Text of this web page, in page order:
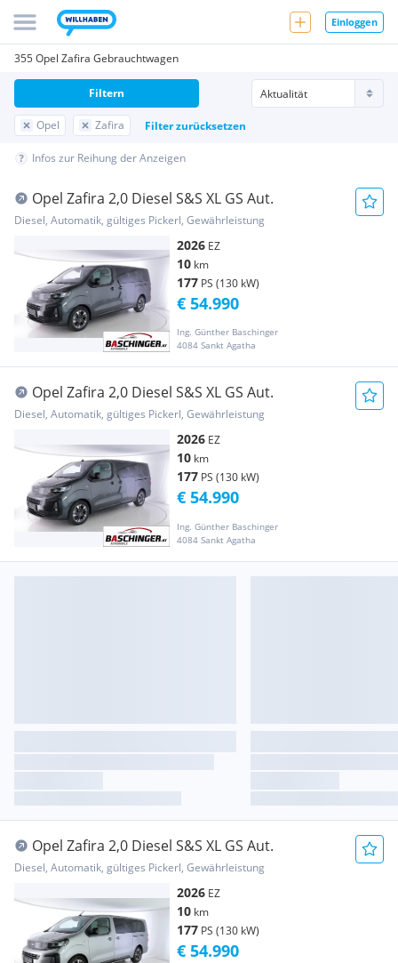
Einloggen
355 Opel Zafira Gebrauchtwagen
Opel Zafira Filter zurücksetzen
Filtern
Infos zur Reihung der Anzeigen
Opel Zafira 2,0 Diesel S&S XL GS Aut.
Diesel, Automatik, gültiges Pickerl, Gewährleistung
2026 EZ
10 km
177 PS (130 kW)
Ing. Günther Baschinger
4084 Sankt Agatha
€ 54.990
Opel Zafira 2,0 Diesel S&S XL GS Aut.
Diesel, Automatik, gültiges Pickerl, Gewährleistung
2026 EZ
10 km
177 PS (130 kW)
Ing. Günther Baschinger
4084 Sankt Agatha
€ 54.990
Opel Zafira 2,0 Diesel S&S XL GS Aut.
Diesel, Automatik, gültiges Pickerl, Gewährleistung
2026 EZ
10 km
177 PS (130 kW)
€ 54.990